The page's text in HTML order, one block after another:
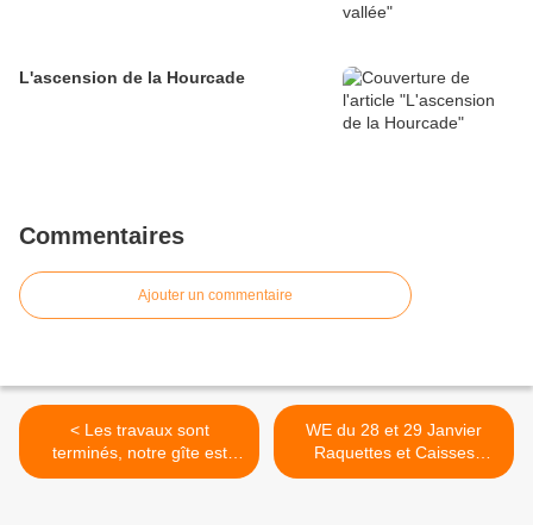
L'ascension de la Hourcade
Commentaires
Ajouter un commentaire
< Les travaux sont
terminés, notre gîte est
ouvert !!!
WE du 28 et 29 Janvier
Raquettes et Caisses
Norvégiennes pour nos